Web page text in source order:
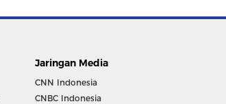
Jaringan Media
CNN Indonesia
CNBC Indonesia